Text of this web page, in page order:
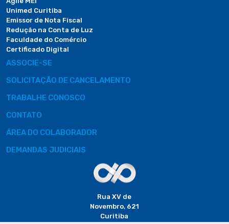
Unimed Curitiba
Emissor de Nota Fiscal
Redução na Conta de Luz
Faculdade do Comércio
Certificado Digital
ASSOCIE-SE
SOLICITAÇÃO DE CANCELAMENTO
TRABALHE CONOSCO
CONTATO
ÁREA DO COLABORADOR
DEMANDAS JUDICIAIS
Rua XV de
Novembro, 621
Curitiba